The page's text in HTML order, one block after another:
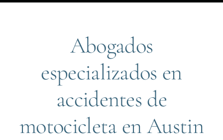
Abogados
especializados en
accidentes de
motocicleta en Austin